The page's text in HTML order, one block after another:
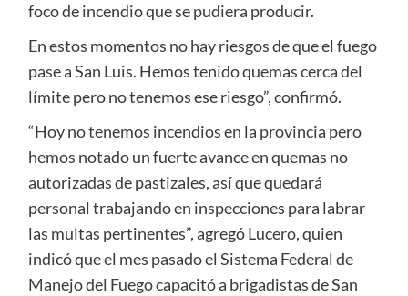
foco de incendio que se pudiera producir.
En estos momentos no hay riesgos de que el fuego
pase a San Luis. Hemos tenido quemas cerca del
límite pero no tenemos ese riesgo”, confirmó.
“Hoy no tenemos incendios en la provincia pero
hemos notado un fuerte avance en quemas no
autorizadas de pastizales, así que quedará
personal trabajando en inspecciones para labrar
las multas pertinentes”, agregó Lucero, quien
indicó que el mes pasado el Sistema Federal de
Manejo del Fuego capacitó a brigadistas de San